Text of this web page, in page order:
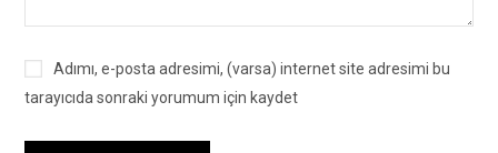
Adımı, e-posta adresimi, (varsa) internet site adresimi bu
tarayıcıda sonraki yorumum için kaydet